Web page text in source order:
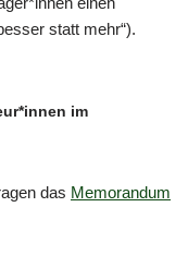
statt mehr“).
im
das Memorandum